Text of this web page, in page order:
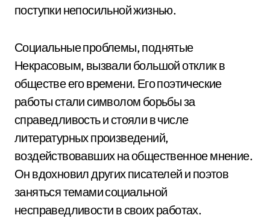
поступки непосильной жизнью.
Социальные проблемы, поднятые
Некрасовым, вызвали большой отклик в
обществе его времени. Его поэтические
работы стали символом борьбы за
справедливость и стояли в числе
литературных произведений,
воздействовавших на общественное мнение.
Он вдохновил других писателей и поэтов
заняться темами социальной
несправедливости в своих работах.